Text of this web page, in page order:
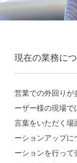
現在の業務に
営業での外回りが
ーザー様の現場で
言葉をいただく場
ーションアップに
ーションを行って